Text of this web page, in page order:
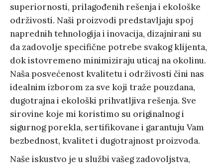
superiornosti, prilagođenih rešenja i ekološke
održivosti. Naši proizvodi predstavljaju spoj
naprednih tehnologija i inovacija, dizajnirani su
da zadovolje specifične potrebe svakog klijenta,
dok istovremeno minimiziraju uticaj na okolinu.
Naša posvećenost kvalitetu i održivosti čini nas
idealnim izborom za sve koji traže pouzdana,
dugotrajna i ekološki prihvatljiva rešenja. Sve
sirovine koje mi koristimo su originalnog i
sigurnog porekla, sertifikovane i garantuju Vam
bezbednost, kvalitet i dugotrajnost proizvoda.
Naše iskustvo je u službi vašeg zadovoljstva,